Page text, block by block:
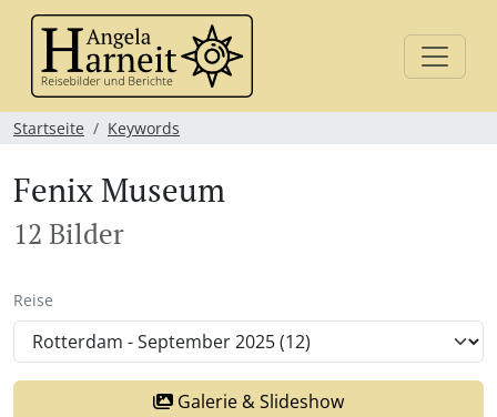
Startseite Keywords
Fenix Museum
12 Bilder
Reise
Galerie & Slideshow